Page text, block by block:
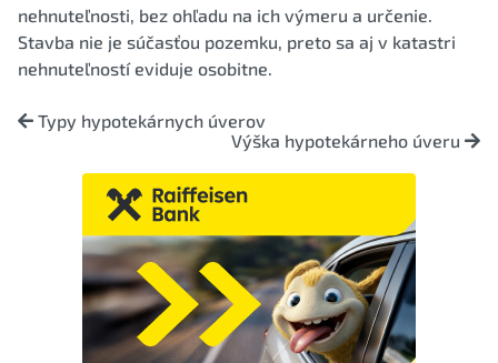
nehnuteľnosti, bez ohľadu na ich výmeru a určenie.
Stavba nie je súčasťou pozemku, preto sa aj v katastri
nehnuteľností eviduje osobitne.
Typy hypotekárnych úverov
Výška hypotekárneho úveru